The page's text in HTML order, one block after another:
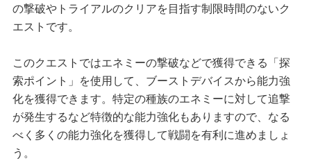
の撃破やトライアルのクリアを目指す制限時間のないク
エストです。
このクエストではエネミーの撃破などで獲得できる「探
索ポイント」を使用して、ブーストデバイスから能力強
化を獲得できます。特定の種族のエネミーに対して追撃
が発生するなど特徴的な能力強化もありますので、なる
べく多くの能力強化を獲得して戦闘を有利に進めましょ
う。